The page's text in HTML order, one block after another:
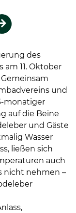
Element
Nächstes Element
des
11. Oktober
und
monatiger
auf die Beine
und Gäste
Wasser
ließen sich
auch
nicht nehmen –